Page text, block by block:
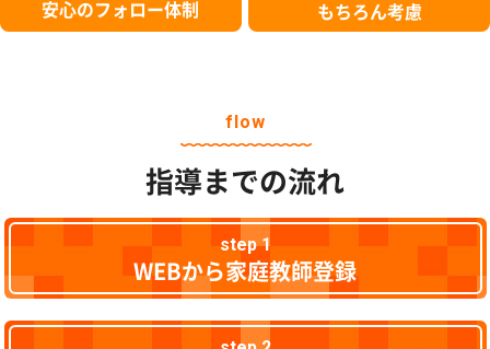
安心のフォロー体制
もちろん考慮
flow
指導までの流れ
step 1
WEBから家庭教師登録